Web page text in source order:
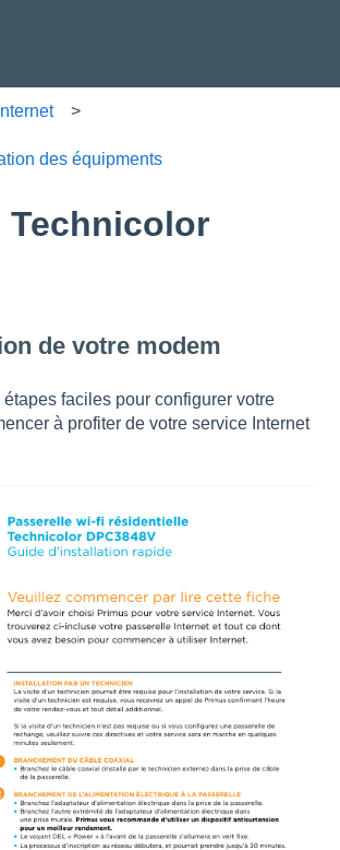
Internet
des équipments
Technicolor
de votre modem
faciles pour configurer votre
à profiter de votre service Internet